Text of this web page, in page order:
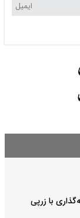
با زرپی